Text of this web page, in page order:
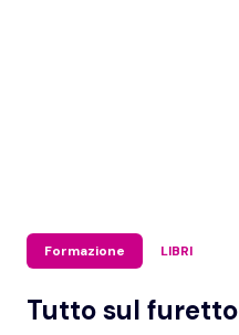
Formazione LIBRI
Tutto sul furetto